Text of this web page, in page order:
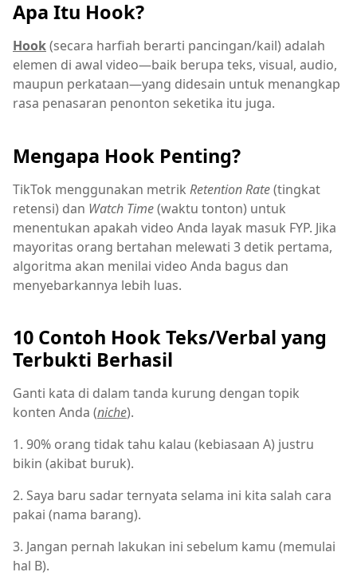
Apa Itu Hook?
Hook(secara harfiah berarti pancingan/kail) adalah
elemen di awal video—baik berupa teks, visual, audio,
maupun perkataan—yang didesain untuk menangkap
rasa penasaran penonton seketika itu juga.
Mengapa Hook Penting?
TikTok menggunakan metrik Retention Rate(tingkat
retensi) dan Watch Time(waktu tonton) untuk
menentukan apakah video Anda layak masuk FYP. Jika
mayoritas orang bertahan melewati 3 detik pertama,
algoritma akan menilai video Anda bagus dan
menyebarkannya lebih luas.
10 Contoh Hook Teks/Verbal yang
Terbukti Berhasil
Ganti kata di dalam tanda kurung dengan topik
konten Anda (niche).
1. 90% orang tidak tahu kalau (kebiasaan A) justru
bikin (akibat buruk).
2. Saya baru sadar ternyata selama ini kita salah cara
pakai (nama barang).
3. Jangan pernah lakukan ini sebelum kamu (memulai
hal B).